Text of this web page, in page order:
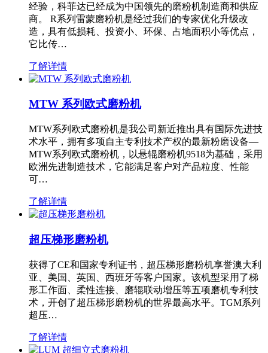
经验，科菲达已经成为中国领先的磨粉机制造商和供应
商。 R系列雷蒙磨粉机是经过我们的专家优化升级改
造，具有低损耗、投资小、环保、占地面积小等优点，
它比传…
了解详情
MTW 系列欧式磨粉机
MTW系列欧式磨粉机是我公司新近推出具有国际先进技
术水平，拥有多项自主专利技术产权的最新粉磨设备—
MTW系列欧式磨粉机，以悬辊磨粉机9518为基础，采用
欧洲先进制造技术，它能满足客户对产品粒度、性能
可…
了解详情
超压梯形磨粉机
获得了CE和国家专利证书，超压梯形磨粉机享誉澳大利
亚、美国、英国、西班牙等客户国家。该机型采用了梯
形工作面、柔性连接、磨辊联动增压等五项磨机专利技
术，开创了超压梯形磨粉机的世界最高水平。TGM系列
超压…
了解详情